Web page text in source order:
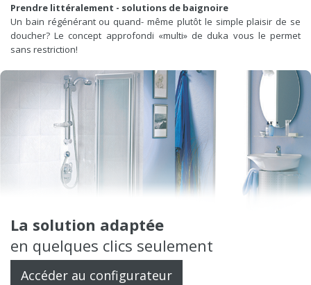
Prendre littéralement - solutions de baignoire
Un bain régénérant ou quand- même plutôt le simple plaisir de se
doucher? Le concept approfondi «multi» de duka vous le permet
sans restriction!
La solution adaptée
en quelques clics seulement
Accéder au configurateur